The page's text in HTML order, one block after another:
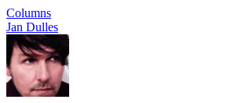
Columns
Jan Dulles